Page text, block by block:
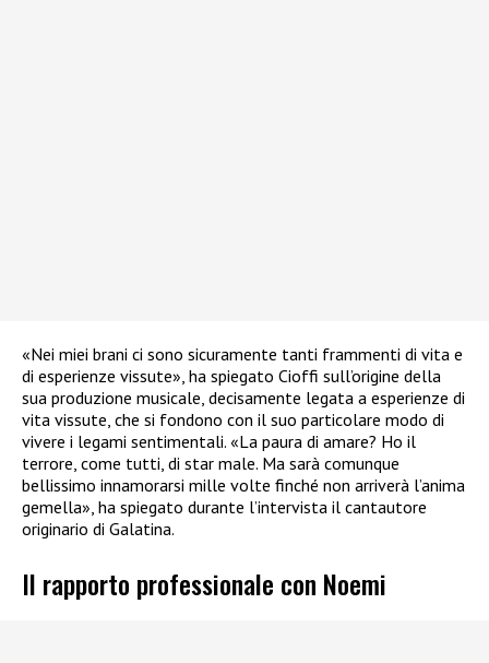
«Nei miei brani ci sono sicuramente tanti frammenti di vita e
di esperienze vissute», ha spiegato Cioffi sull’origine della
sua produzione musicale, decisamente legata a esperienze di
vita vissute, che si fondono con il suo particolare modo di
vivere i legami sentimentali. «La paura di amare? Ho il
terrore, come tutti, di star male. Ma sarà comunque
bellissimo innamorarsi mille volte finché non arriverà l’anima
gemella», ha spiegato durante l’intervista il cantautore
originario di Galatina.
Il rapporto professionale con Noemi